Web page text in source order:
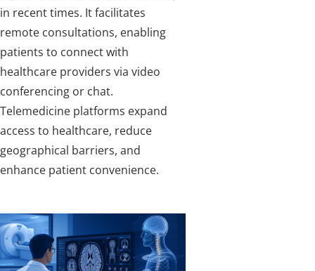
in recent times. It facilitates
remote consultations, enabling
patients to connect with
healthcare providers via video
conferencing or chat.
Telemedicine platforms expand
access to healthcare, reduce
geographical barriers, and
enhance patient convenience.